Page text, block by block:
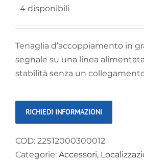
4 disponibili
Tenaglia d’accoppiamento in
segnale su una linea
stabilità senza un
COD: 22S12000300012
Categorie: Accessori,